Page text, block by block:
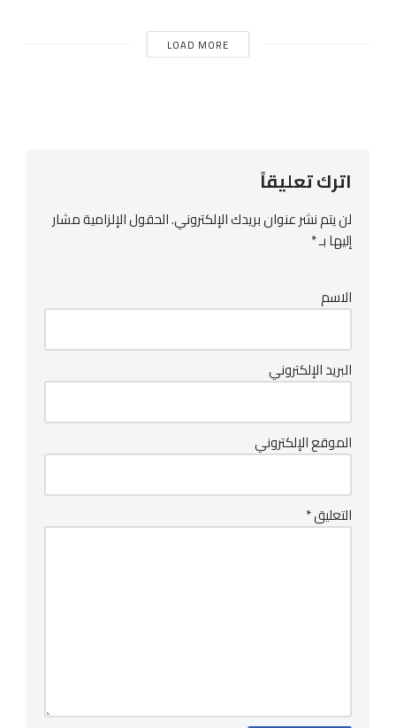
LOAD MORE
اترك تعليقاً
لن يتم نشر عنوان بريدك الإلكتروني.الحقول الإلزامية مشار
إليها بـ*
الاسم
البريد الإلكتروني
الموقع الإلكتروني
التعليق*